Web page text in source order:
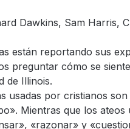
Dawkins, Sam Harris,
están reportando sus
preguntar cómo se
de Illinois.
usadas por cristianos
Mientras que los
«razonar» y